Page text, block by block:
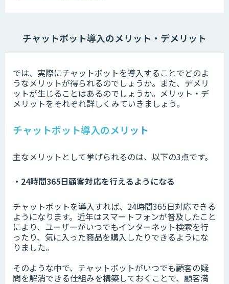
チャットボット導入のメリット・デメリット
では、実際にチャットボットを導入することでどのよ
うなメリットが得られるのでしょうか。また、デメリ
ットが生じることはあるのでしょうか。メリット・デ
メリットをそれぞれ詳しくみていきましょう。
チャットボット導入のメリット
主なメリットとして挙げられるのは、以下の3点です。
・24時間365日顧客対応を行えるようになる
チャットボットを導入すれば、24時間365日対応できる
ようになります。近年はスマートフォンが普及したこと
により、ユーザーがいつでもインターネット検索を行
ったり、気に入った商品を購入したりできるようにな
りました。
そのような中で、チャットボットがいつでも顧客の疑
問を解消できる仕組みを構築しておくことで、顧客満